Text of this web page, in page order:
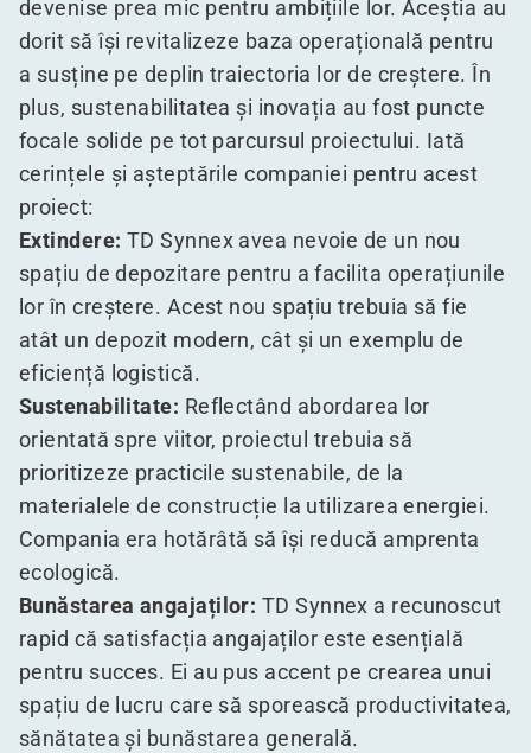
devenise prea mic pentru ambițiile lor. Aceștia au
dorit să își revitalizeze baza operațională pentru
a susține pe deplin traiectoria lor de creștere. În
plus, sustenabilitatea și inovația au fost puncte
focale solide pe tot parcursul proiectului. Iată
cerințele și așteptările companiei pentru acest
proiect:
Extindere: TD Synnex avea nevoie de un nou
spațiu de depozitare pentru a facilita operațiunile
lor în creștere. Acest nou spațiu trebuia să fie
atât un depozit modern, cât și un exemplu de
eficiență logistică.
Sustenabilitate: Reflectând abordarea lor
orientată spre viitor, proiectul trebuia să
prioritizeze practicile sustenabile, de la
materialele de construcție la utilizarea energiei.
Compania era hotărâtă să își reducă amprenta
ecologică.
Bunăstarea angajaților: TD Synnex a recunoscut
rapid că satisfacția angajaților este esențială
pentru succes. Ei au pus accent pe crearea unui
spațiu de lucru care să sporească productivitatea,
sănătatea și bunăstarea generală.